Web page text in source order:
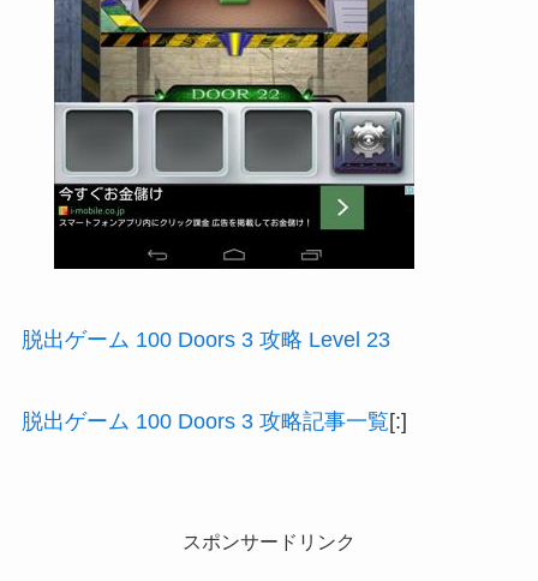
脱出ゲーム 100 Doors 3 攻略 Level 23
脱出ゲーム 100 Doors 3 攻略記事一覧[:]
スポンサードリンク